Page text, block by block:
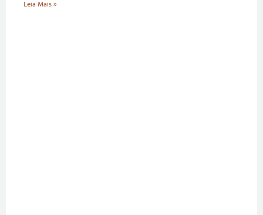
Leia Mais »